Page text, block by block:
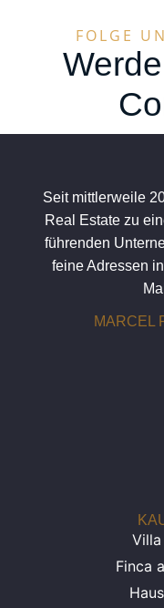
FOLGE
Seit mittlerweile
Real Estate zu
führenden
feine Adressen
MARCEL
Finca